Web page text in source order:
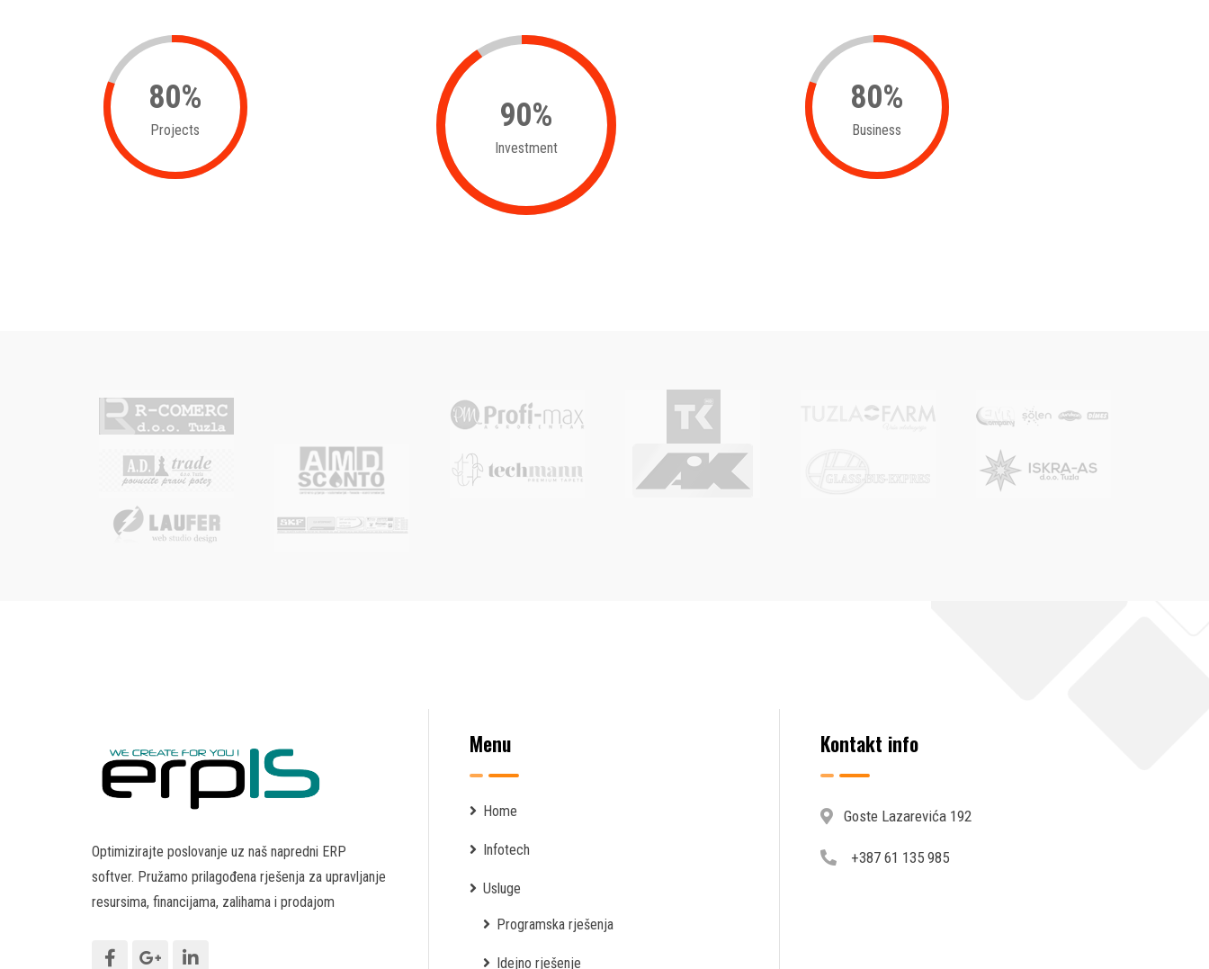
80%
Projects 90%
Investment
80%
Business
Optimizirajte poslovanje uz naš napredni ERP
softver. Pružamo prilagođena rješenja za upravljanje
resursima, financijama, zalihama i prodajom
Menu
Home
Infotech
Usluge
Programska rješenja
Idejno rješenje
Kontakt info
Goste Lazarevića 192
+387 61 135 985